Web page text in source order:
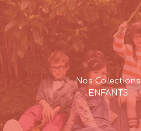
Nos Collections
ENFANTS